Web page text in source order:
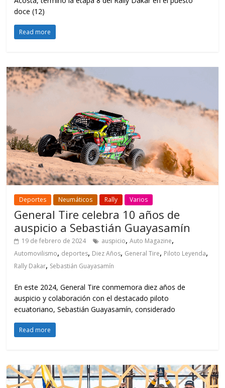
doce (12)
Read more
Deportes Neumáticos Rally Varios
General Tire celebra 10 años de
auspicio a Sebastián Guayasamín
19 de febrero de 2024 auspicio,Auto Magazine,
Automovilismo, deportes, Diez Años, General Tire, Piloto Leyenda,
Rally Dakar, Sebastián Guayasamín
En este 2024, General Tire conmemora diez años de
auspicio y colaboración con el destacado piloto
ecuatoriano, Sebastián Guayasamín, considerado
Read more